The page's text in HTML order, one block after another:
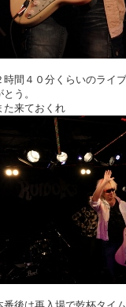
時間４０分くらいのライ
とう。
た来ておくれ